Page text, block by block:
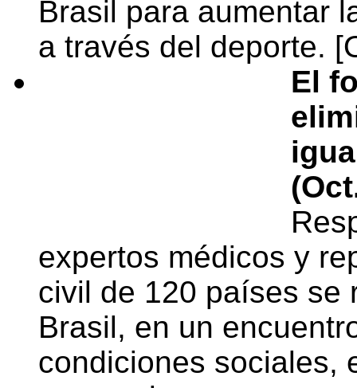
Brasil para aumentar
a través del deporte.
El
expertos médicos y
civil de 120 países se
Brasil, en un
condiciones sociales,